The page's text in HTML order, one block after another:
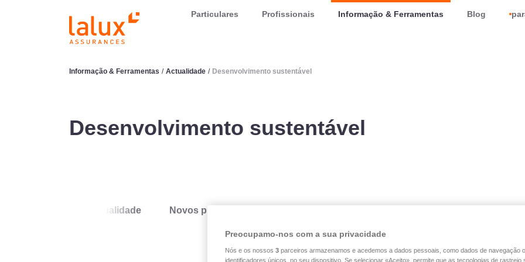
LALUX AssurancesParticulares Profissionais Informação & Ferramentas Blog
Informação & Ferramentas / Actualidade / Desenvolvimento sustentável
Desenvolvimento sustentável
Actualidade Novos produtos
Preocupamo-nos com a sua privacidade
Nós e os nossos 3 parceiros armazenamos e acedemos a dados pessoais, como dados de navegação
identificadores únicos, no seu dispositivo. Se selecionar «Aceito», permite que as tecnologias de rastreio